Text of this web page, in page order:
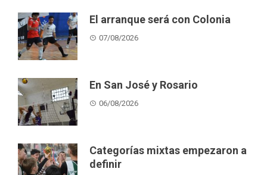
El arranque será con Colonia
07/08/2026
En San José y Rosario
06/08/2026
Categorías mixtas empezaron a
definir